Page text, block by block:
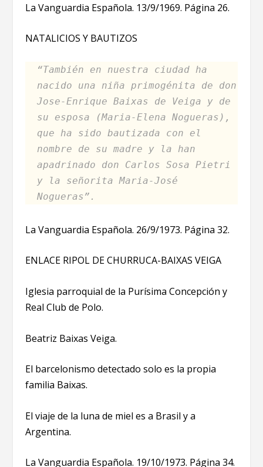
La Vanguardia Española. 13/9/1969. Página 26.
NATALICIOS Y BAUTIZOS
“También en nuestra ciudad ha
nacido una niña primogénita de don
Jose-Enrique Baixas de Veiga y de
su esposa (Maria-Elena Nogueras),
que ha sido bautizada con el
nombre de su madre y la han
apadrinado don Carlos Sosa Pietri
y la señorita Maria-José
Nogueras”.
La Vanguardia Española. 26/9/1973. Página 32.
ENLACE RIPOL DE CHURRUCA-BAIXAS VEIGA
Iglesia parroquial de la Purísima Concepción y
Real Club de Polo.
Beatriz Baixas Veiga.
El barcelonismo detectado solo es la propia
familia Baixas.
El viaje de la luna de miel es a Brasil y a
Argentina.
La Vanguardia Española. 19/10/1973. Página 34.